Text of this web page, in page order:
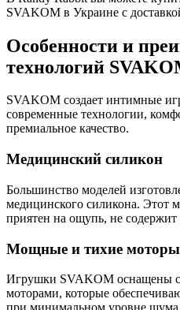
SVAKOM в Украине с
Особенности и
технологий
SVAKOM создает интимные
современные технологии,
премиальное качество.
Медицинский силикон
Большинство моделей
медицинского силикона. Этот
приятен на ощупь, не содержит
Мощные и тихие моторы
Игрушки SVAKOM оснащены
моторами, которые